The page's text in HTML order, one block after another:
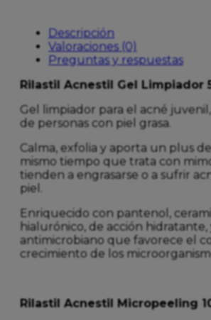
Descripción
Valoraciones (0)
Preguntas y respuestas
Rilastil Acnestil Gel Limpiador
Gel limpiador para el acné
de personas con piel grasa.
Calma, exfolia y aporta un plus
mismo tiempo que trata con
tienden a engrasarse o a sufrir
piel.
Enriquecido con pantenol,
hialurónico, de acción
antimicrobiano que favorece el
crecimiento de los
Rilastil Acnestil Micropeeling